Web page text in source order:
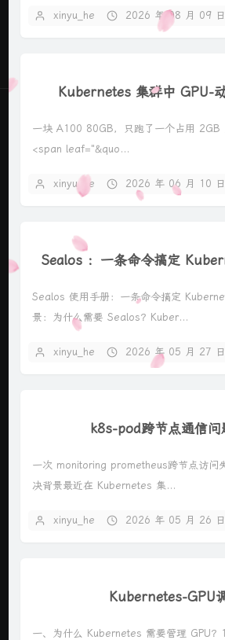
xinyu_he 2026 年 08 月 09 日
Kubernetes 集群中 GPU-
一块 A100 80GB，只跑了一个占用 2GB
<span leaf="&quo...
xinyu_he 2026 年 06 月 10 日
Sealos ：一条命令搞定
Sealos 使用手册：一条命令搞定
景：为什么需要 Sealos？Kuber...
xinyu_he 2026 年 05 月 27 日
k8s-pod跨节点通信问
一次 monitoring prometheus跨节点访问
决背景最近在 Kubernetes 集...
xinyu_he 2026 年 05 月 26 日
Kubernetes-GPU
一、为什么 Kubernetes 需要管理 GPU？